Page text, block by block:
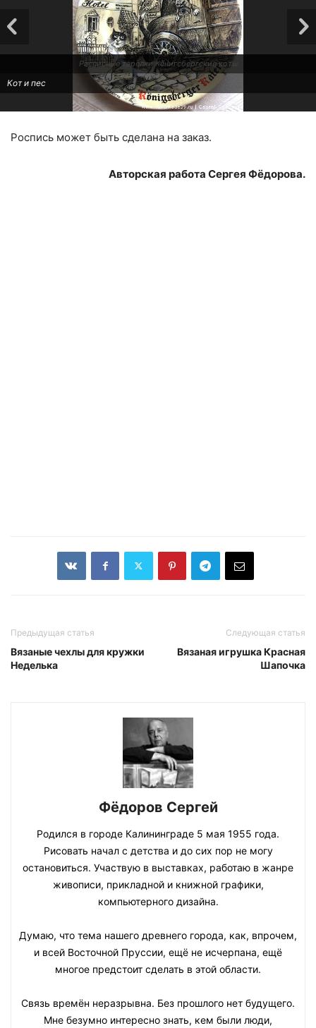
Расписные тарелки Кёнигсбергские коты
Кот и пес
Роспись может быть сделана на заказ.
Авторская работа Сергея Фёдорова.
Предыдущая статья
Вязаные чехлы для кружки
Неделька
Следующая статья
Вязаная игрушка Красная
Шапочка
Фёдоров Сергей
Родился в городе Калининграде 5 мая 1955 года.
Рисовать начал с детства и до сих пор не могу
остановиться. Участвую в выставках, работаю в жанре
живописи, прикладной и книжной графики,
компьютерного дизайна.
Думаю, что тема нашего древнего города, как, впрочем,
и всей Восточной Пруссии, ещё не исчерпана, ещё
многое предстоит сделать в этой области.
Связь времён неразрывна. Без прошлого нет будущего.
Мне безумно интересно знать, кем были люди,